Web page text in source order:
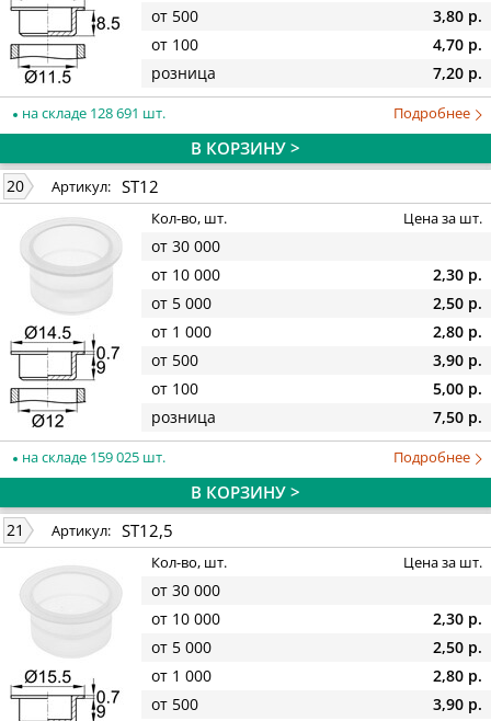
от 500
3,80 р.
от 100
4,70 р.
розница
7,20 р.
на складе 128 691 шт. Подробнее
В КОРЗИНУ >
20 Артикул: ST12
Кол-во, шт. Цена за шт.
от 30 000
от 10 000
2,30 р.
от 5 000
2,50 р.
от 1 000
2,80 р.
от 500
3,90 р.
от 100
5,00 р.
розница
7,50 р.
на складе 159 025 шт. Подробнее
В КОРЗИНУ >
21 Артикул: ST12,5
Кол-во, шт. Цена за шт.
от 30 000
от 10 000
2,30 р.
от 5 000
2,50 р.
от 1 000
2,80 р.
от 500
3,90 р.